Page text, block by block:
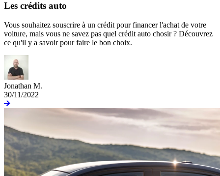
Les crédits auto
Vous souhaitez souscrire à un crédit pour financer l'achat de votre
voiture, mais vous ne savez pas quel crédit auto chosir ? Découvrez
ce qu'il y a savoir pour faire le bon choix.
Jonathan M.
30/11/2022